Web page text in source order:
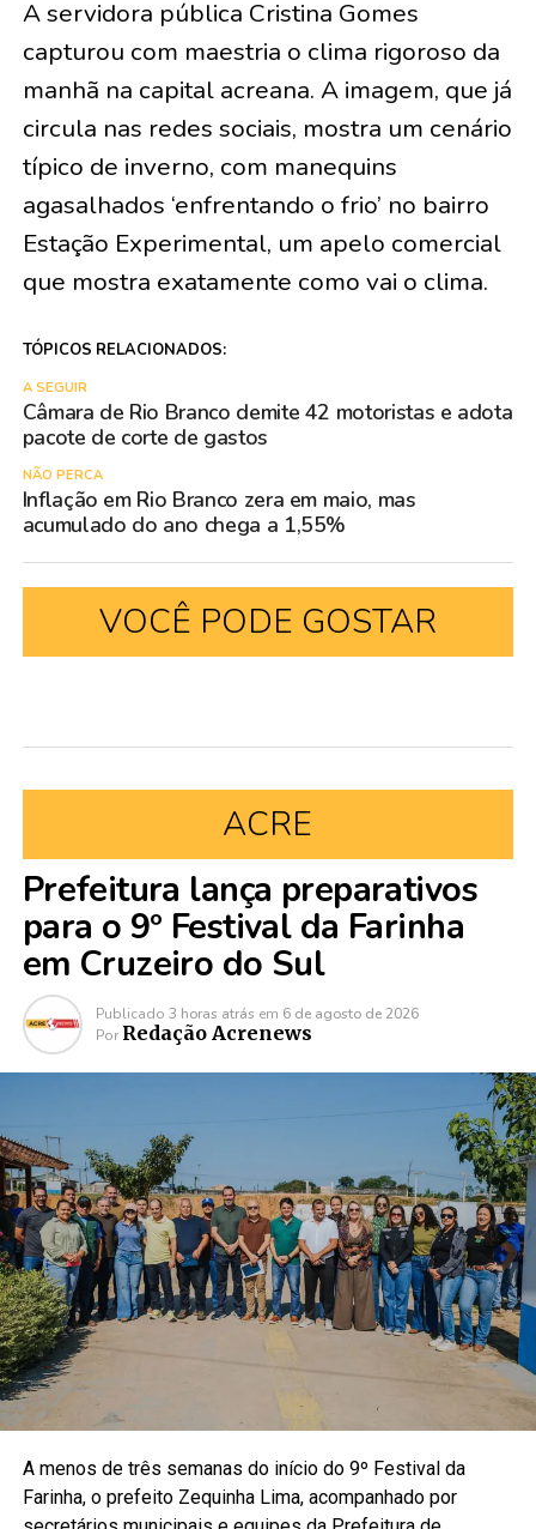
A servidora pública Cristina Gomes
capturou com maestria o clima rigoroso da
manhã na capital acreana. A imagem, que já
circula nas redes sociais, mostra um cenário
típico de inverno, com manequins
agasalhados ‘enfrentando o frio’ no bairro
Estação Experimental, um apelo comercial
que mostra exatamente como vai o clima.
TÓPICOS RELACIONADOS:
A SEGUIR
Câmara de Rio Branco demite 42 motoristas e adota
pacote de corte de gastos
NÃO PERCA
Inflação em Rio Branco zera em maio, mas
acumulado do ano chega a 1,55%
VOCÊ PODE GOSTAR
ACRE
Prefeitura lança preparativos
para o 9º Festival da Farinha
em Cruzeiro do Sul
Publicado 3 horas atrás em 6 de agosto de 2026
Por Redação Acrenews
A menos de três semanas do início do 9º Festival da
Farinha, o prefeito Zequinha Lima, acompanhado por